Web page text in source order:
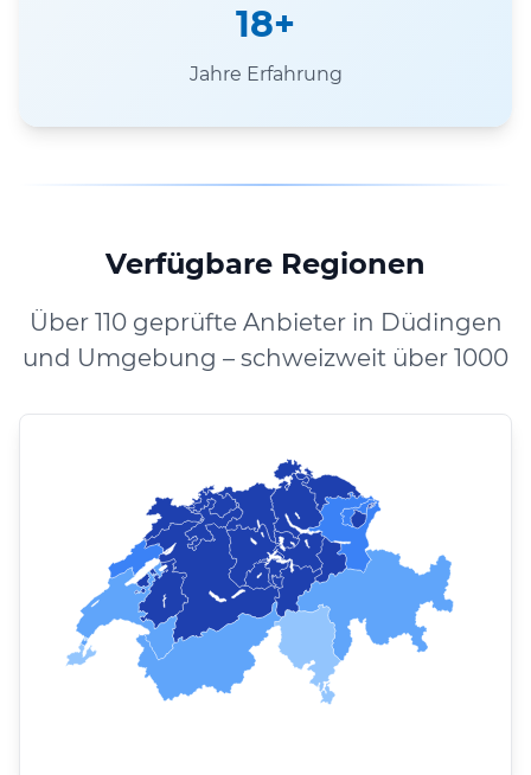
18+
Jahre Erfahrung
Verfügbare Regionen
Über 110 geprüfte Anbieter in Düdingen
und Umgebung – schweizweit über 1000